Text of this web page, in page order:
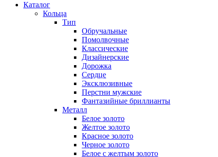
Каталог
Кольца
Тип
Обручальные
Помолвочные
Классические
Дизайнерские
Дорожка
Сердце
Эксклюзивные
Перстни мужские
Фантазийные бриллианты
Металл
Белое золото
Желтое золото
Красное золото
Черное золото
Белое с желтым золото